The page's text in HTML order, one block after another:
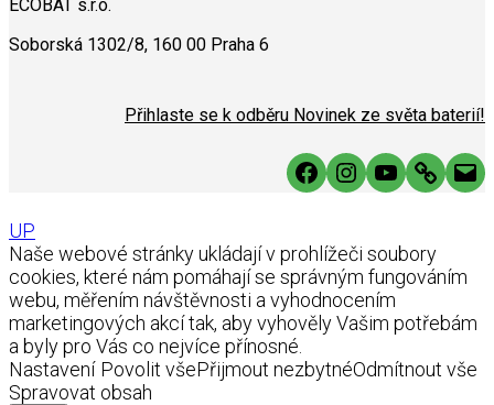
ECOBAT s.r.o.
Soborská 1302/8, 160 00 Praha 6
Přihlaste se k odběru Novinek ze světa baterií!
Facebook
Instagram
YouTube
Link
UP
Naše webové stránky ukládají v prohlížeči soubory
cookies, které nám pomáhají se správným fungováním
webu, měřením návštěvnosti a vyhodnocením
marketingových akcí tak, aby vyhověly Vašim potřebám
a byly pro Vás co nejvíce přínosné.
Nastavení Povolit všePřijmout nezbytnéOdmítnout vše
Spravovat obsah